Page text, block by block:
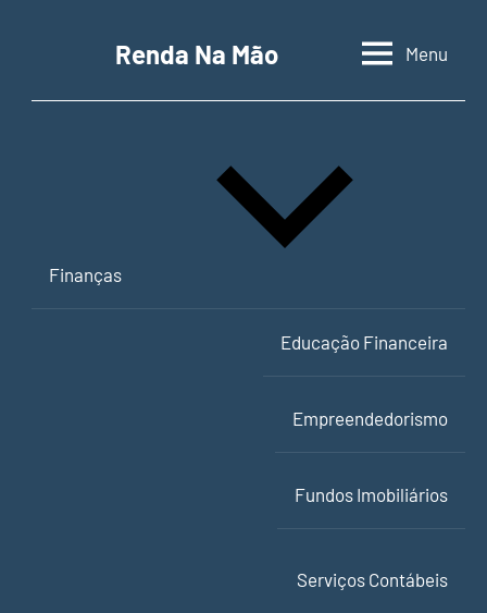
conteúdo
Renda Na Mão
Contabilidade,
empreendedorismo
Menu
Finanças
Educação Financeira
Empreendedorismo
Fundos Imobiliários
Serviços Contábeis